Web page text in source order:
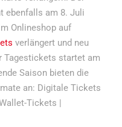
ebenfalls am 8. Juli
Onlineshop auf
verlängert und neu
Tagestickets startet am
Saison bieten die
an: Digitale Tickets
Tickets |